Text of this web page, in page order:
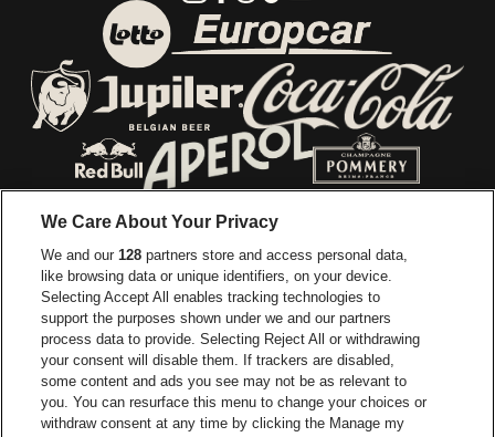
Ga naar de website van Lotto
Ga naar de website van
Ga naar de website van JupilerGa naar de
Ga naar de website van Red BullGa naar de
Ga naar de website van Het logo van
Ga naar de
Ga naar de website van Croky
Ga naar de website van
Ga naar de website van Le Soir
Ga naar de
We Care About Your Privacy
We and our128 partners store and access personal data,
like browsing data or unique identifiers, on your device.
Selecting Accept All enables tracking technologies to
support the purposes shown under we and our partners
process data to provide. Selecting Reject All or withdrawing
your consent will disable them. If trackers are disabled,
some content and ads you see may not be as relevant to
you. You can resurface this menu to change your choices or
withdraw consent at any time by clicking the Manage my